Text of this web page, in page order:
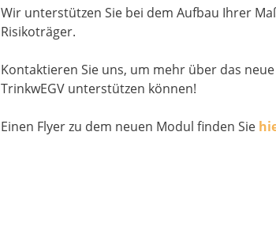
Wir unterstützen Sie bei dem Aufbau Ihrer
Risikoträger.
Kontaktieren Sie uns, um mehr über das
TrinkwEGV unterstützen können!
Einen Flyer zu dem neuen Modul finden Sie